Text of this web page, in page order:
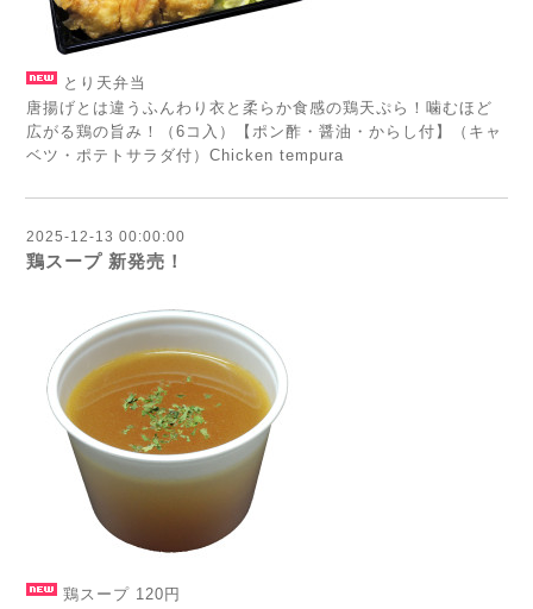
とり天弁当
唐揚げとは違うふんわり衣と柔らか食感の鶏天ぷら！噛むほど
広がる鶏の旨み！（6コ入）【ポン酢・醤油・からし付】（キャ
ベツ・ポテトサラダ付）Chicken tempura
2025-12-13 00:00:00
鶏スープ 新発売！
鶏スープ 120円